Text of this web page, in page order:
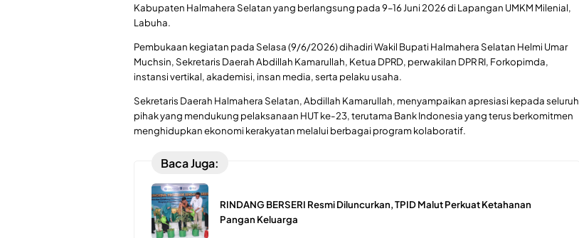
Kabupaten Halmahera Selatan yang berlangsung pada 9–16 Juni 2026 di Lapangan UMKM Milenial,
Labuha.
Pembukaan kegiatan pada Selasa (9/6/2026) dihadiri Wakil Bupati Halmahera Selatan Helmi Umar
Muchsin, Sekretaris Daerah Abdillah Kamarullah, Ketua DPRD, perwakilan DPR RI, Forkopimda,
instansi vertikal, akademisi, insan media, serta pelaku usaha.
Sekretaris Daerah Halmahera Selatan, Abdillah Kamarullah, menyampaikan apresiasi kepada seluruh
pihak yang mendukung pelaksanaan HUT ke-23, terutama Bank Indonesia yang terus berkomitmen
menghidupkan ekonomi kerakyatan melalui berbagai program kolaboratif.
Baca Juga:
RINDANG BERSERI Resmi Diluncurkan, TPID Malut Perkuat Ketahanan
Pangan Keluarga